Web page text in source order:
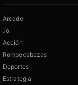
Arcade
.io
Acción
Rompecabezas
Deportes
Estrategia